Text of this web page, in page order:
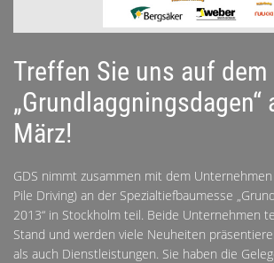
Treffen Sie uns auf dem
„Grundlaggningsdagen“
März!
GDS nimmt zusammen mit dem Unternehmen
Pile Driving) an der Spezialtiefbaumesse
2013“ in Stockholm teil. Beide Unternehmen
Stand und werden viele Neuheiten
als auch Dienstleistungen. Sie haben die